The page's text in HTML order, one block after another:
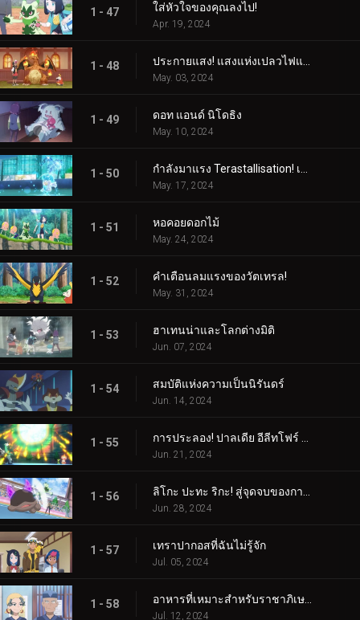
1 - 47 ใส่หัวใจของคุณลงไป!
Apr. 19, 2024
1 - 48
May. 03, 2024
1 - 49 ดอท แอนด์ นิโดธิง
May. 10, 2024
1 - 50
May. 17, 2024
1 - 51 หอคอยดอกไม้
May. 24, 2024
1 - 52 คำเตือนลมแรงของวัตเทรล!
May. 31, 2024
1 - 53 ฮาเทนน่าและโลกต่างมิติ
Jun. 07, 2024
1 - 54 สมบัติแห่งความเป็นนิรันดร์
Jun. 14, 2024
1 - 55
Jun. 21, 2024
1 - 56
Jun. 28, 2024
1 - 57 เทราปากอสที่ฉันไม่รู้จัก
Jul. 05, 2024
1 - 58
Jul. 12, 2024